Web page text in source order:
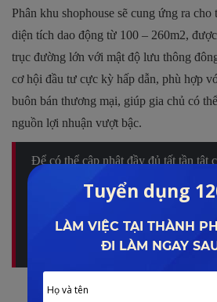
Phân khu shophouse sẽ cung ứng ra
diện tích dao động từ 100 – 260m2,
trục đường lớn với mật độ lưu thông
cơ hội đầu tư cực kỳ hấp dẫn, phù hợp
buôn bán thương mại, giúp gia chủ có
nguồn lợi nhuận vượt bậc.
Để có thể cập nhật đầy đủ tất tần tật
tư cần biết về dự án
TNR Star
2023. Chuyên gia Lê Đình Phong
theo dõi phần cập nhật và phân tích
STAR CENTER CAO BẰNG
TNR Star Center Cao Bằng